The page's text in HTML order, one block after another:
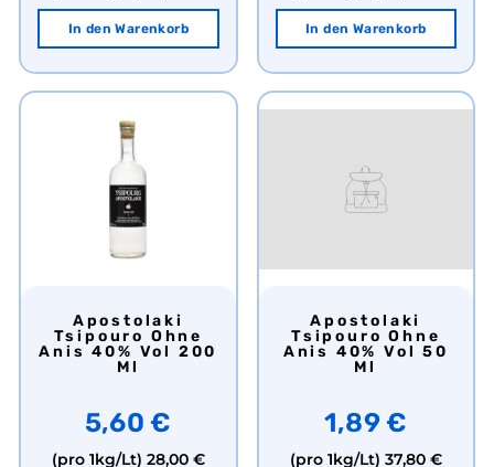
In den Warenkorb In den Warenkorb
Apostolaki
Tsipouro Ohne
Anis 40% Vol 200
Ml
5,60 €
(pro 1kg/Lt) 28,00 €
Apostolaki
Tsipouro Ohne
Anis 40% Vol 50
Ml
1,89 €
(pro 1kg/Lt) 37,80 €